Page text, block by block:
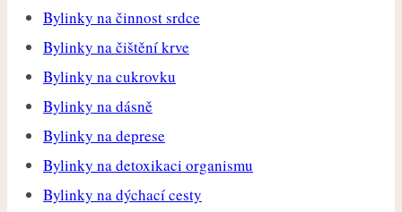
Bylinky na činnost srdce
Bylinky na čištění krve
Bylinky na cukrovku
Bylinky na dásně
Bylinky na deprese
Bylinky na detoxikaci organismu
Bylinky na dýchací cesty